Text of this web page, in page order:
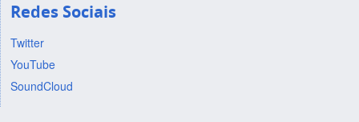
Redes Sociais
Twitter
YouTube
SoundCloud